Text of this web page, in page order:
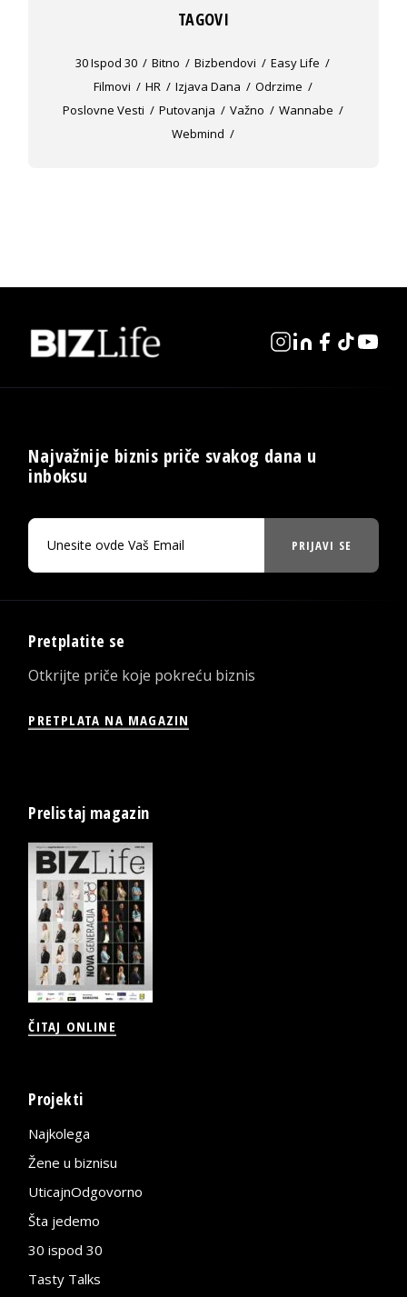
TAGOVI
30 Ispod 30 Bitno Bizbendovi
Easy Life
Filmovi
HR Izjava Dana
Odrzime
Poslovne Vesti
Putovanja Važno
Wannabe
Webmind
Najvažnije biznis priče svakog dana u
inboksu
PRIJAVI SE
Pretplatite se
Otkrijte priče koje pokreću biznis
PRETPLATA NA MAGAZIN
Prelistaj magazin
ČITAJ ONLINE
Projekti
Najkolega
Žene u biznisu
UticajnOdgovorno
Šta jedemo
30 ispod 30
Tasty Talks